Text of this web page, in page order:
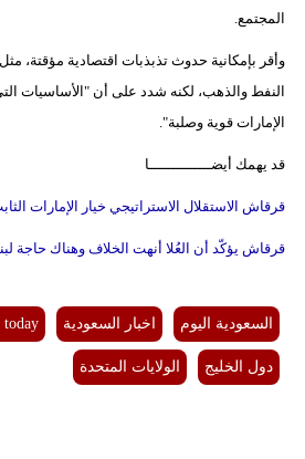
المجتمع.
وأقر بإمكانية حدوث تذبذبات اقتصادية مؤقتة،
النفط والذهب، لكنه شدد على أن "الأساسيات
الإمارات قوية وصلبة".
قد يهمك أيضــــــــــــــا
قرقاش الاستقلال الاستراتيجي خيار الإمارات
قرقاش يؤكّد أن العُلا أنهت الخلاف وهناك حاجة
السعودية اليوم اخبار السعودية today
دول الخليج الولايات المتحدة